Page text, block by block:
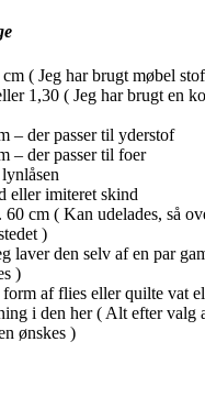
( Jeg har brugt møbel
1,30 ( Jeg har brugt en
– der passer til yderstof
– der passer til foer
eller imiteret skind
60 cm ( Kan udelades, så
)
laver den selv af en par
)
af flies eller quilte vat
i den her ( Alt efter valg
ønskes )